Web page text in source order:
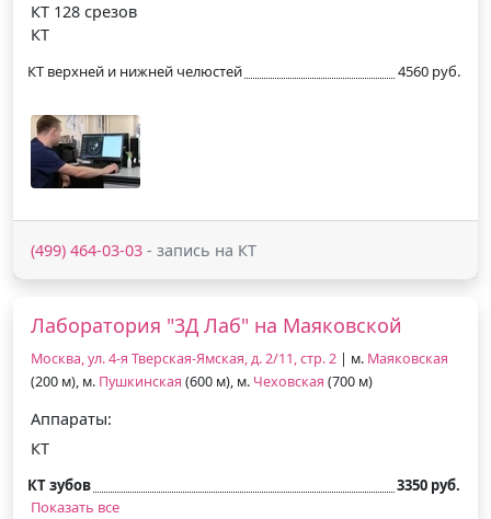
КТ 128 срезов
КТ
КТ верхней и нижней челюстей 4560 руб.
(499) 464-03-03 - запись на КТ
Лаборатория "3Д Лаб" на Маяковской
Москва, ул. 4-я Тверская-Ямская, д. 2/11, стр. 2 | м. Маяковская
(200 м), м. Пушкинская (600 м), м. Чеховская (700 м)
Аппараты:
КТ
КТ зубов
3350 руб.
Показать все